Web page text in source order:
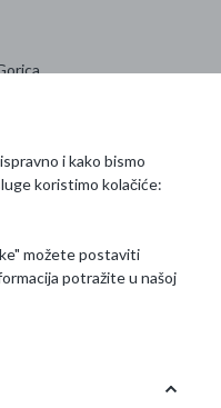
i kako bismo
koristimo kolačiće:
možete postaviti
potražite u našoj